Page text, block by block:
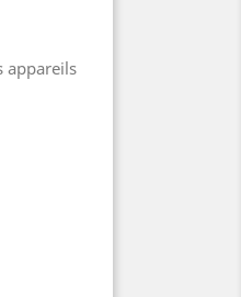
appareils